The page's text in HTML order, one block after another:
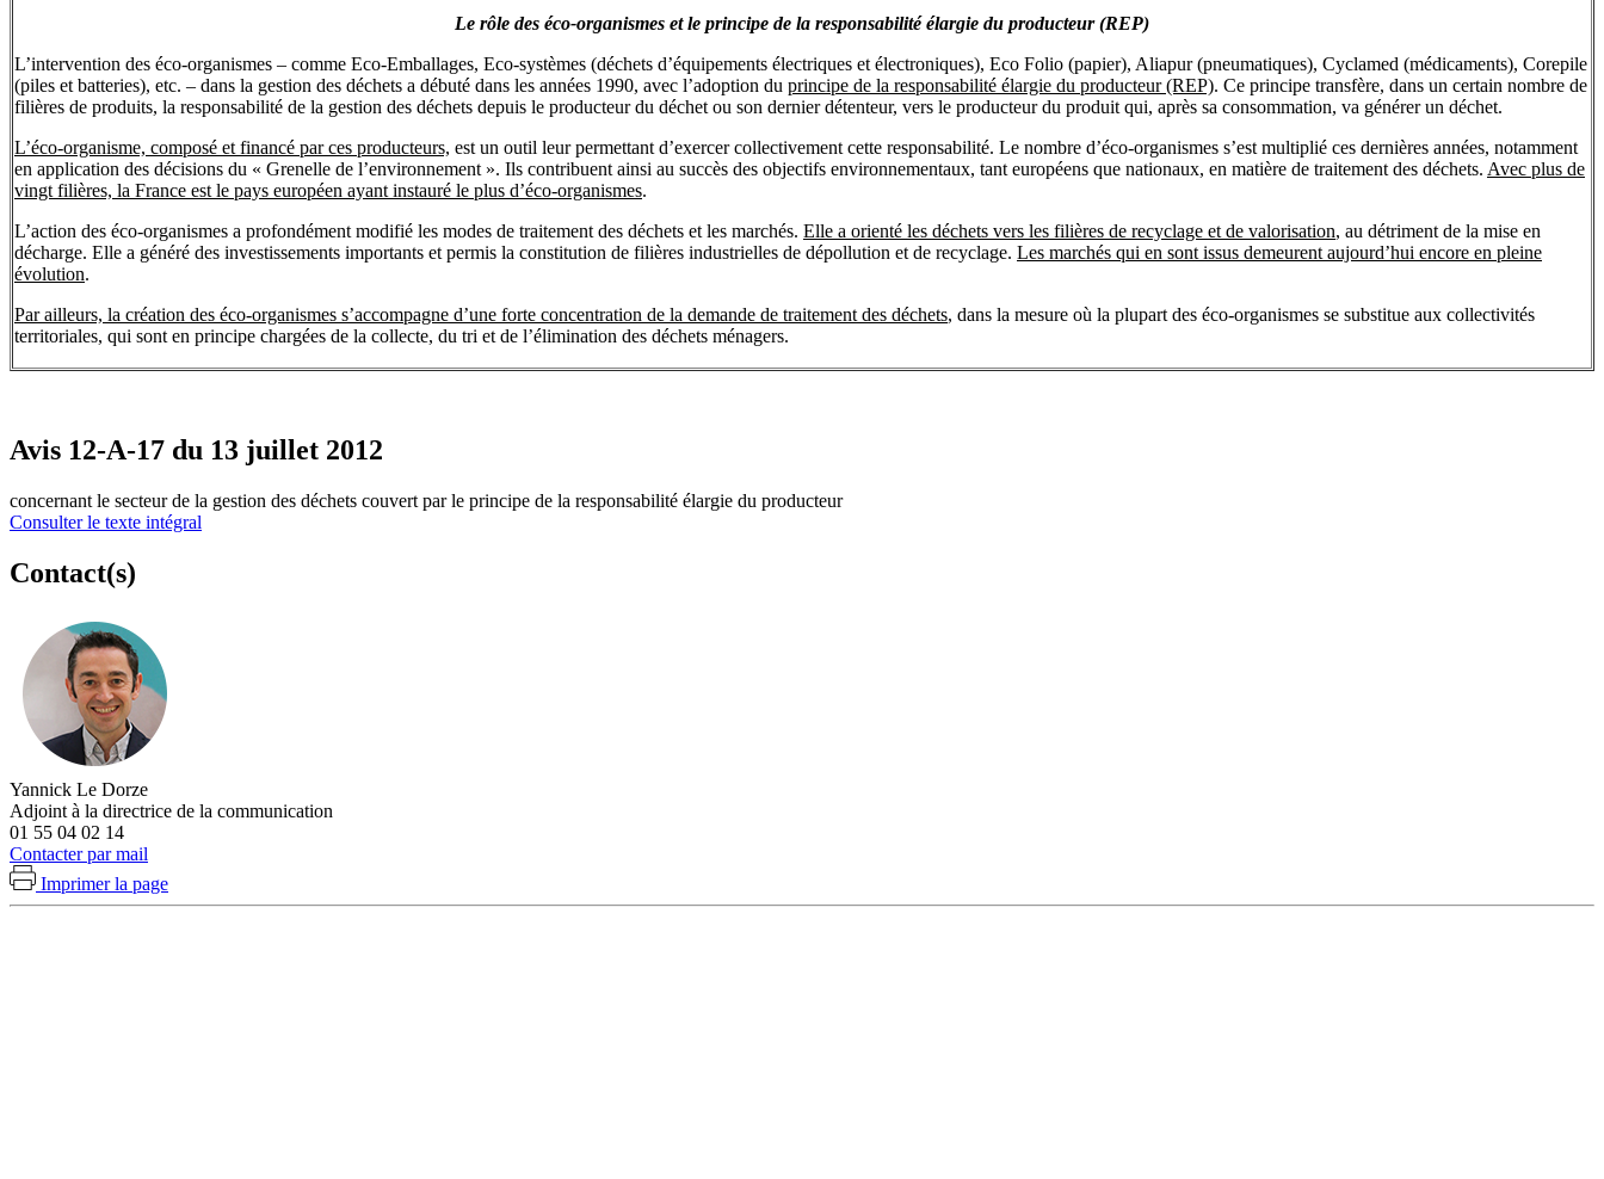
Le rôle des éco-organismes et le principe de la responsabilité élargie du producteur (REP)
L’intervention des éco-organismes – comme Eco-Emballages, Eco-systèmes (déchets d’équipements électriques et électroniques), Eco Folio (papier), Aliapur (pneumatiques), Cyclamed (médicaments), Corepile
(piles et batteries), etc. – dans la gestion des déchets a débuté dans les années 1990, avec l’adoption du principe de la responsabilité élargie du producteur (REP). Ce principe transfère, dans un certain nombre de
filières de produits, la responsabilité de la gestion des déchets depuis le producteur du déchet ou son dernier détenteur, vers le producteur du produit qui, après sa consommation, va générer un déchet.
L’éco-organisme, composé et financé par ces producteurs, est un outil leur permettant d’exercer collectivement cette responsabilité. Le nombre d’éco-organismes s’est multiplié ces dernières années, notamment
en application des décisions du « Grenelle de l’environnement ». Ils contribuent ainsi au succès des objectifs environnementaux, tant européens que nationaux, en matière de traitement des déchets. Avec plus de
vingt filières, la France est le pays européen ayant instauré le plus d’éco-organismes.
L’action des éco-organismes a profondément modifié les modes de traitement des déchets et les marchés. Elle a orienté les déchets vers les filières de recyclage et de valorisation, au détriment de la mise en
décharge. Elle a généré des investissements importants et permis la constitution de filières industrielles de dépollution et de recyclage. Les marchés qui en sont issus demeurent aujourd’hui encore en pleine
évolution.
Par ailleurs, la création des éco-organismes s’accompagne d’une forte concentration de la demande de traitement des déchets, dans la mesure où la plupart des éco-organismes se substitue aux collectivités
territoriales, qui sont en principe chargées de la collecte, du tri et de l’élimination des déchets ménagers.
Avis 12-A-17 du 13 juillet 2012
concernant le secteur de la gestion des déchets couvert par le principe de la responsabilité élargie du producteur
Consulter le texte intégral
Contact(s)
Yannick Le Dorze
Adjoint à la directrice de la communication
01 55 04 02 14
Contacter par mail
Imprimer la page